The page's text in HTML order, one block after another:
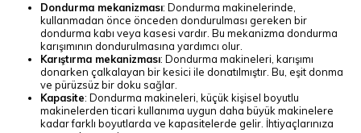
Dondurma mekanizması: Dondurma makinelerinde,
kullanmadan önce önceden dondurulması gereken bir
dondurma kabı veya kasesi vardır. Bu mekanizma dondurma
karışımının dondurulmasına yardımcı olur.
Karıştırma mekanizması: Dondurma makineleri, karışımı
donarken çalkalayan bir kesici ile donatılmıştır. Bu, eşit donma
ve pürüzsüz bir doku sağlar.
Kapasite: Dondurma makineleri, küçük kişisel boyutlu
makinelerden ticari kullanıma uygun daha büyük makinelere
kadar farklı boyutlarda ve kapasitelerde gelir. İhtiyaçlarınıza